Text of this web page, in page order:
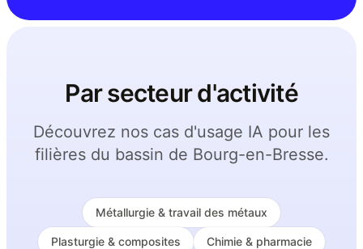
Par secteur d'activité
Découvrez nos cas d'usage IA pour les
filières du bassin de Bourg-en-Bresse.
Métallurgie & travail des métaux
Plasturgie & composites Chimie & pharmacie